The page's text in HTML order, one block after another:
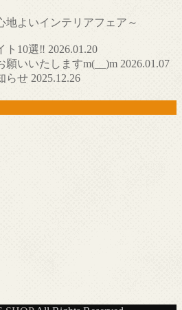
地よいインテリアフェア～
ト10選‼ 2026.01.20
願いいたしますm(__)m 2026.01.07
らせ 2025.12.26